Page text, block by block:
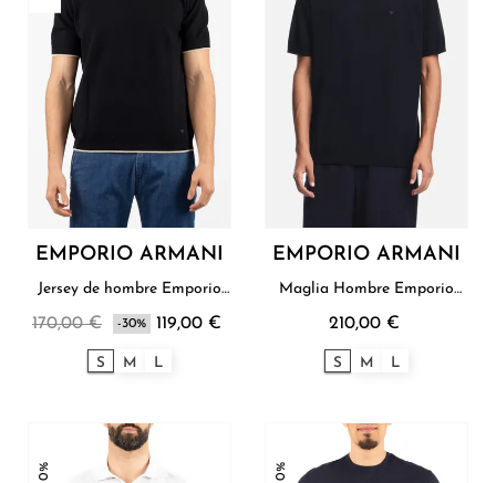
EMPORIO ARMANI
Jersey de hombre Emporio
170,00 € -30% 119,00 €
S M L
EMPORIO ARMANI
Maglia Hombre Emporio
210,00 €
S M L